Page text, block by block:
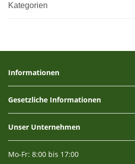
Kategorien
Informationen
Gesetzliche Informationen
Unser Unternehmen
Mo-Fr: 8:00 bis 17:00